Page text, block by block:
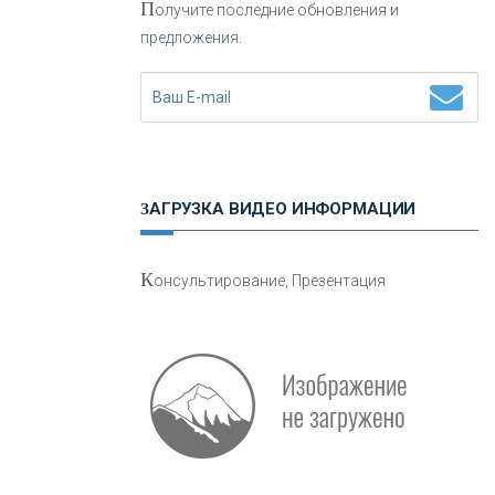
Нетворкинг для предпринимателей
авто
Получите последние обновления и
предложения.
ЗАГРУЗКА ВИДЕО ИНФОРМАЦИИ
Консультирование, Презентация